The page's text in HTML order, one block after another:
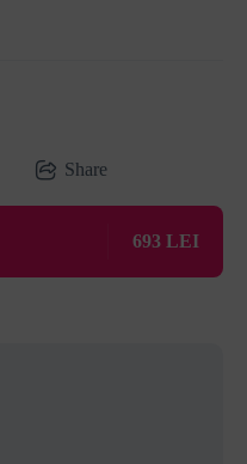
Share
693 LEI